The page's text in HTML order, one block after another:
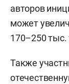
авторов
может
170–250 тыс.
Также